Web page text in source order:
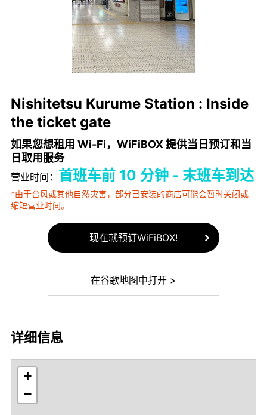
Nishitetsu Kurume Station : Inside
the ticket gate
如果您想租用 Wi-Fi，WiFiBOX 提供当日预订和当
日取用服务
营业时间： 首班车前 10 分钟 - 末班车到达
*由于台风或其他自然灾害，部分已安装的商店可能会暂时关闭或
缩短营业时间。
现在就预订WiFiBOX!
在谷歌地图中打开 >
详细信息
+
−